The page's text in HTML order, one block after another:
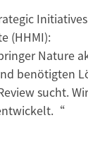
(HHMI):
Nature
benötigten
sucht.